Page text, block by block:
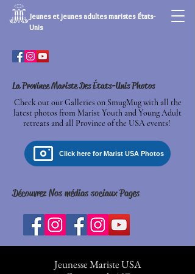
Jeunes et jeunes adultes maristes États-
Unis
La Province Mariste Des États-Unis Photos
Check out our Galleries on SmugMug with all the
latest photos from Marist Youth and Young Adult
retreats and all Province of the USAevents!
Click here for Marist USA Photos
Découvrez Nos médias sociaux Pages
Jeunesse Mariste USA